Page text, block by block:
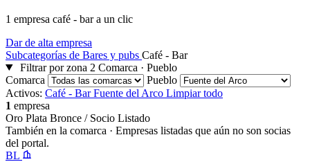
1 empresa café - bar a un clic
Dar de alta empresa
Subcategorías de Bares y pubs Café - Bar
Filtrar por zona 2 Comarca · Pueblo
Comarca
Pueblo
Activos: Café - BarFuente del Arco Limpiar todo
1 empresa
Oro Plata Bronce / Socio Listado
También en la comarca · Empresas listadas que aún no son socias
del portal.
BL